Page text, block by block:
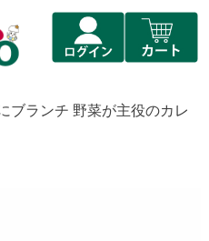
ブランチ 野菜が主役のカレ